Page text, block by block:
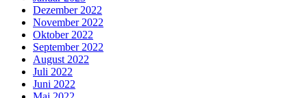
Dezember 2022
November 2022
Oktober 2022
September 2022
August 2022
Juli 2022
Juni 2022